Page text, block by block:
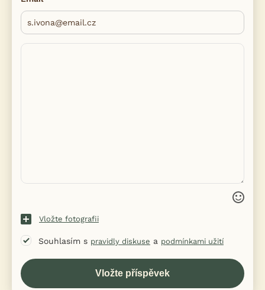
Vložte fotografii
Souhlasím s pravidly diskuse a podmínkami užití